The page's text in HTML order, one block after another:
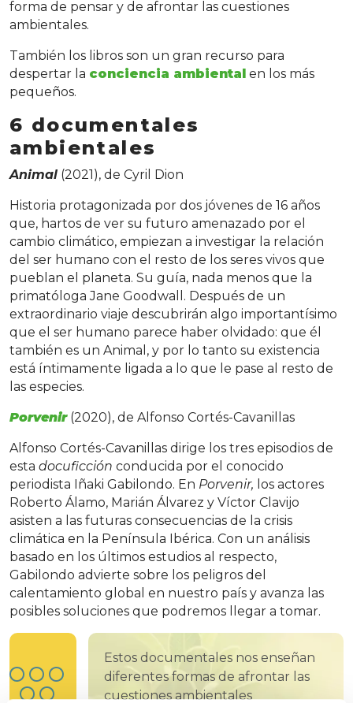
forma de pensar y de afrontar las cuestiones
ambientales.
También los libros son un gran recurso para
despertar la conciencia ambiental en los más
pequeños.
6 documentales
ambientales
Animal (2021), de Cyril Dion
Historia protagonizada por dos jóvenes de 16 años
que, hartos de ver su futuro amenazado por el
cambio climático, empiezan a investigar la relación
del ser humano con el resto de los seres vivos que
pueblan el planeta. Su guía, nada menos que la
primatóloga Jane Goodwall. Después de un
extraordinario viaje descubrirán algo importantísimo
que el ser humano parece haber olvidado: que él
también es un Animal, y por lo tanto su existencia
está íntimamente ligada a lo que le pase al resto de
las especies.
Porvenir(2020), de Alfonso Cortés-Cavanillas
Alfonso Cortés-Cavanillas dirige los tres episodios de
esta docuficción conducida por el conocido
periodista Iñaki Gabilondo. En Porvenir, los actores
Roberto Álamo, Marián Álvarez y Víctor Clavijo
asisten a las futuras consecuencias de la crisis
climática en la Península Ibérica. Con un análisis
basado en los últimos estudios al respecto,
Gabilondo advierte sobre los peligros del
calentamiento global en nuestro país y avanza las
posibles soluciones que podremos llegar a tomar.
Estos documentales nos enseñan
diferentes formas de afrontar las
cuestiones ambientales